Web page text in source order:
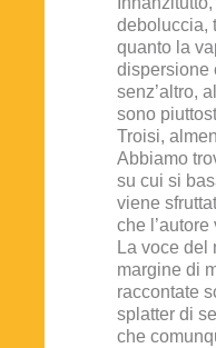
deboluccia,
quanto la
dispersione
senz’altro,
sono
Troisi,
Abbiamo
su cui si
viene
che
La voce del
margine di
raccontate
splatter di
che